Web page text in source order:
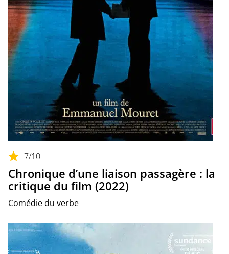
7/10
Chronique d’une liaison passagère : la
critique du film (2022)
Comédie du verbe